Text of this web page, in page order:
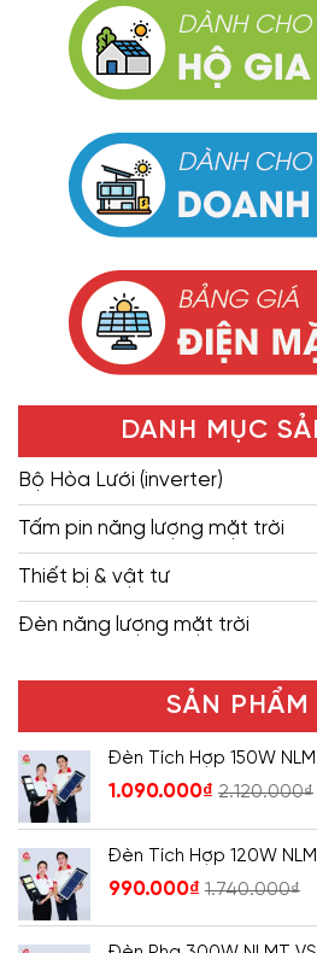
DANH MỤC
Bộ Hòa Lưới (inverter)
Tấm pin năng lượng mặt trời
Thiết bị & vật tư
Đèn năng lượng mặt trời
SẢN PHẨM
Đèn Tích Hợp 150W
1.090.000₫ 2.120.000₫
Đèn Tích Hợp 120W
990.000₫ 1.740.000₫